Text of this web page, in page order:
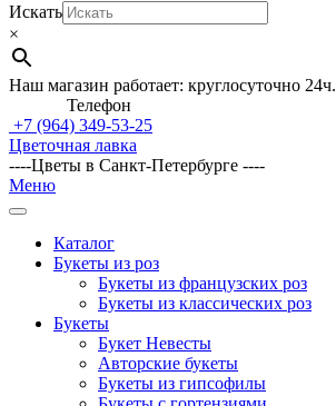
Искать
×
Наш магазин работает: круглосуточно 24ч.
Телефон
+7 (964) 349-53-25
Цветочная лавка
----Цветы в Санкт-Петербурге ----
Главное
навигационное
Меню
Каталог
Букеты из роз
Букеты из французских роз
Букеты из классических роз
Букеты
Букет Невесты
Авторские букеты
Букеты из гипсофилы